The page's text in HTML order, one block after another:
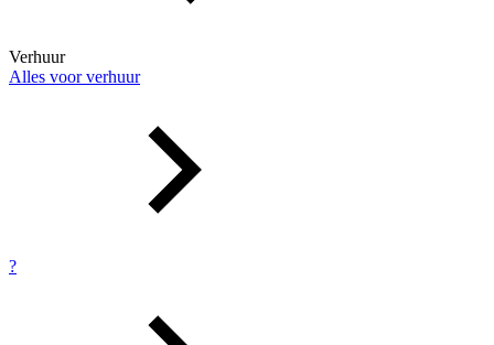
Verhuur
Alles voor verhuur
?